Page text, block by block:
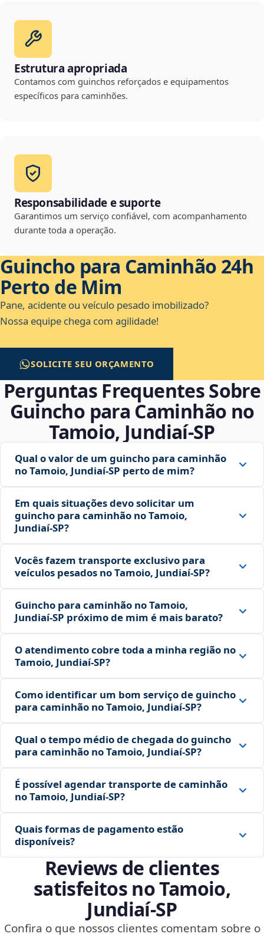
Estrutura apropriada
Contamos com guinchos reforçados e equipamentos
específicos para caminhões.
Responsabilidade e suporte
Garantimos um serviço confiável, com acompanhamento
durante toda a operação.
Guincho para Caminhão 24h
Perto de Mim
Pane, acidente ou veículo pesado imobilizado?
Nossa equipe chega com agilidade!
SOLICITE SEU ORÇAMENTO
Perguntas Frequentes Sobre
Guincho para Caminhão no
Tamoio, Jundiaí‑SP
Qual o valor de um guincho para caminhão
no Tamoio, Jundiaí‑SP perto de mim?
Em quais situações devo solicitar um
guincho para caminhão no Tamoio,
Jundiaí‑SP?
Vocês fazem transporte exclusivo para
veículos pesados no Tamoio, Jundiaí‑SP?
Guincho para caminhão no Tamoio,
Jundiaí‑SP próximo de mim é mais barato?
O atendimento cobre toda a minha região no
Tamoio, Jundiaí‑SP?
Como identificar um bom serviço de guincho
para caminhão no Tamoio, Jundiaí‑SP?
Qual o tempo médio de chegada do guincho
para caminhão no Tamoio, Jundiaí‑SP?
É possível agendar transporte de caminhão
no Tamoio, Jundiaí‑SP?
Quais formas de pagamento estão
disponíveis?
Reviews de clientes
satisfeitos no Tamoio,
Jundiaí‑SP
Confira o que nossos clientes comentam sobre o